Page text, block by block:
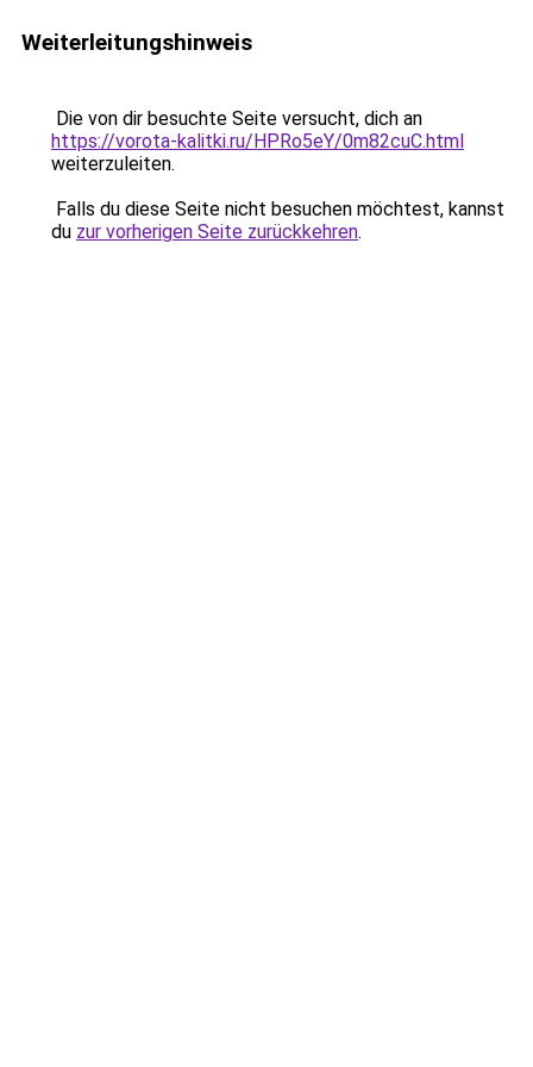
Weiterleitungshinweis
Die von dir besuchte Seite versucht, dich an
https://vorota-kalitki.ru/HPRo5eY/0m82cuC.html
weiterzuleiten.
Falls du diese Seite nicht besuchen möchtest, kannst
du zur vorherigen Seite zurückkehren.